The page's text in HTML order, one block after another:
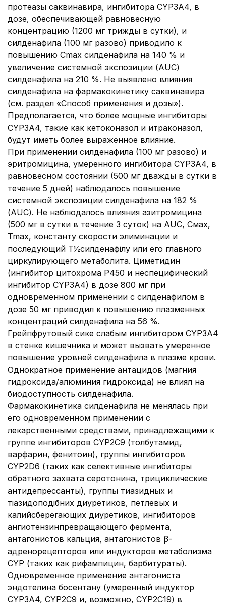
протеазы саквинавира, ингибитора CYP3A4, в
дозе, обеспечивающей равновесную
концентрацию (1200 мг трижды в сутки), и
силденафила (100 мг разово) приводило к
повышению Cmax силденафила на 140 % и
увеличение системной экспозиции (AUC)
силденафила на 210 %. Не выявлено влияния
силденафила на фармакокинетику саквинавира
(см. раздел «Способ применения и дозы»).
Предполагается, что более мощные ингибиторы
CYP3A4, такие как кетоконазол и итраконазол,
будут иметь более выраженное влияние.
При применении силденафила (100 мг разово) и
эритромицина, умеренного ингибитора CYP3A4, в
равновесном состоянии (500 мг дважды в сутки в
течение 5 дней) наблюдалось повышение
системной экспозиции силденафила на 182 %
(АUC). Не наблюдалось влияния азитромицина
(500 мг в сутки в течение 3 суток) на AUC, Смах,
Tmax, константу скорости элиминации и
последующий Т½силденафілу или его главного
циркулирующего метаболита. Циметидин
(ингибитор цитохрома Р450 и неспецифический
ингибитор CYP3A4) в дозе 800 мг при
одновременном применении с силденафилом в
дозе 50 мг приводил к повышению плазменных
концентраций силденафила на 56 %.
Грейпфрутовый сике слабым ингибитором CYP3A4
в стенке кишечника и может вызвать умеренное
повышение уровней силденафила в плазме крови.
Однократное применение антацидов (магния
гидроксида/алюминия гидроксида) не влиял на
биодоступность силденафила.
Фармакокинетика силденафила не менялась при
его одновременном применении с
лекарственными средствами, принадлежащими к
группе ингибиторов CYP2C9 (толбутамид,
варфарин, фенитоин), группы ингибиторов
CYP2D6 (таких как селективные ингибиторы
обратного захвата серотонина, трициклические
антидепрессанты), группы тиазидных и
тіазидоподібних диуретиков, петлевых и
калийсберегающих диуретиков, ингибиторов
ангиотензинпревращающего фермента,
антагонистов кальция, антагонистов β-
адренорецепторов или индукторов метаболизма
CYP (таких как рифампицин, барбитураты).
Одновременное применение антагониста
эндотелина босентану (умеренный индуктор
CYP3A4, CYP2C9 и, возможно, CYP2C19) в